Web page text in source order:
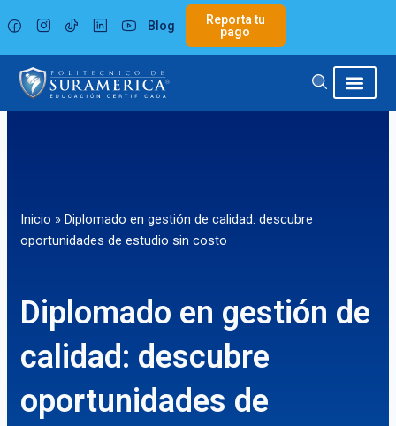
al
contenido
Blog
Reporta tu
pago
Inicio » Diplomado en gestión de calidad: descubre
oportunidades de estudio sin costo
Diplomado en gestión de
calidad: descubre
oportunidades de